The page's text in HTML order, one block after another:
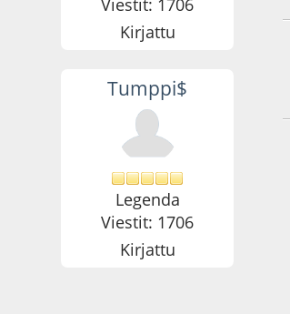
Viestit: 1706
Kirjattu
Tumppi$
Legenda
Viestit: 1706
Kirjattu